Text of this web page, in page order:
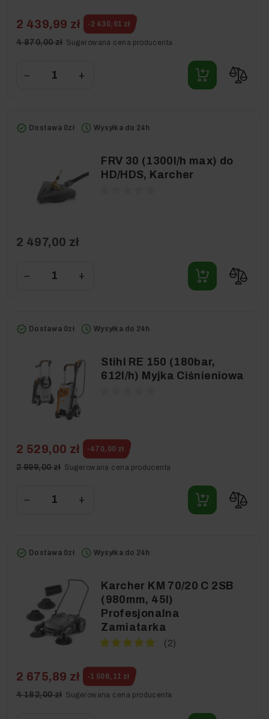
2 439,99 zł -2 430,01 zł
4 870,00 zł Sugerowana cena producenta
− +
Dostawa 0zł Wysyłka do 24h
FRV 30 (1300l/h max) do
HD/HDS, Karcher
2 497,00 zł
− +
Dostawa 0zł Wysyłka do 24h
Stihl RE 150 (180bar,
612l/h) Myjka Ciśnieniowa
2 529,00 zł -470,00 zł
2 999,00 zł Sugerowana cena producenta
− +
Dostawa 0zł Wysyłka do 24h
Karcher KM 70/20 C 2SB
(980mm, 45l)
Profesjonalna
Zamiatarka
(2)
2 675,89 zł -1 506,11 zł
4 182,00 zł Sugerowana cena producenta